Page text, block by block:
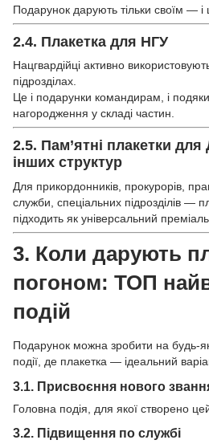
Подарунок дарують тільки своїм — і
2.4. Плакетка для НГУ
Нацгвардійці активно
підрозділах.
Це і подарунки командирам, і подяки
нагородження у складі частин.
2.5. Пам’ятні плакетки
інших структур
Для прикордонників, прокурорів,
служби, спеціальних підрозділів —
підходить як універсальний
3. Коли дарують
погоном: ТОП
подій
Подарунок можна зробити на будь-
події, де плакетка — ідеальний
3.1. Присвоєння нового
Головна подія, для якої створено
3.2. Підвищення по службі